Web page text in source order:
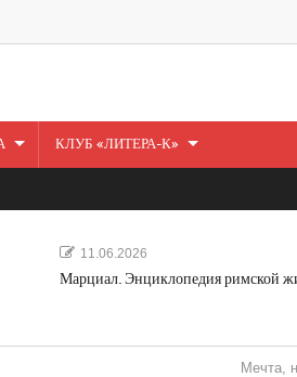
КЛУБ «ЛИТЕРА-К»
11.06.2026
Марциал. Энциклопедия римской
Мечта, не